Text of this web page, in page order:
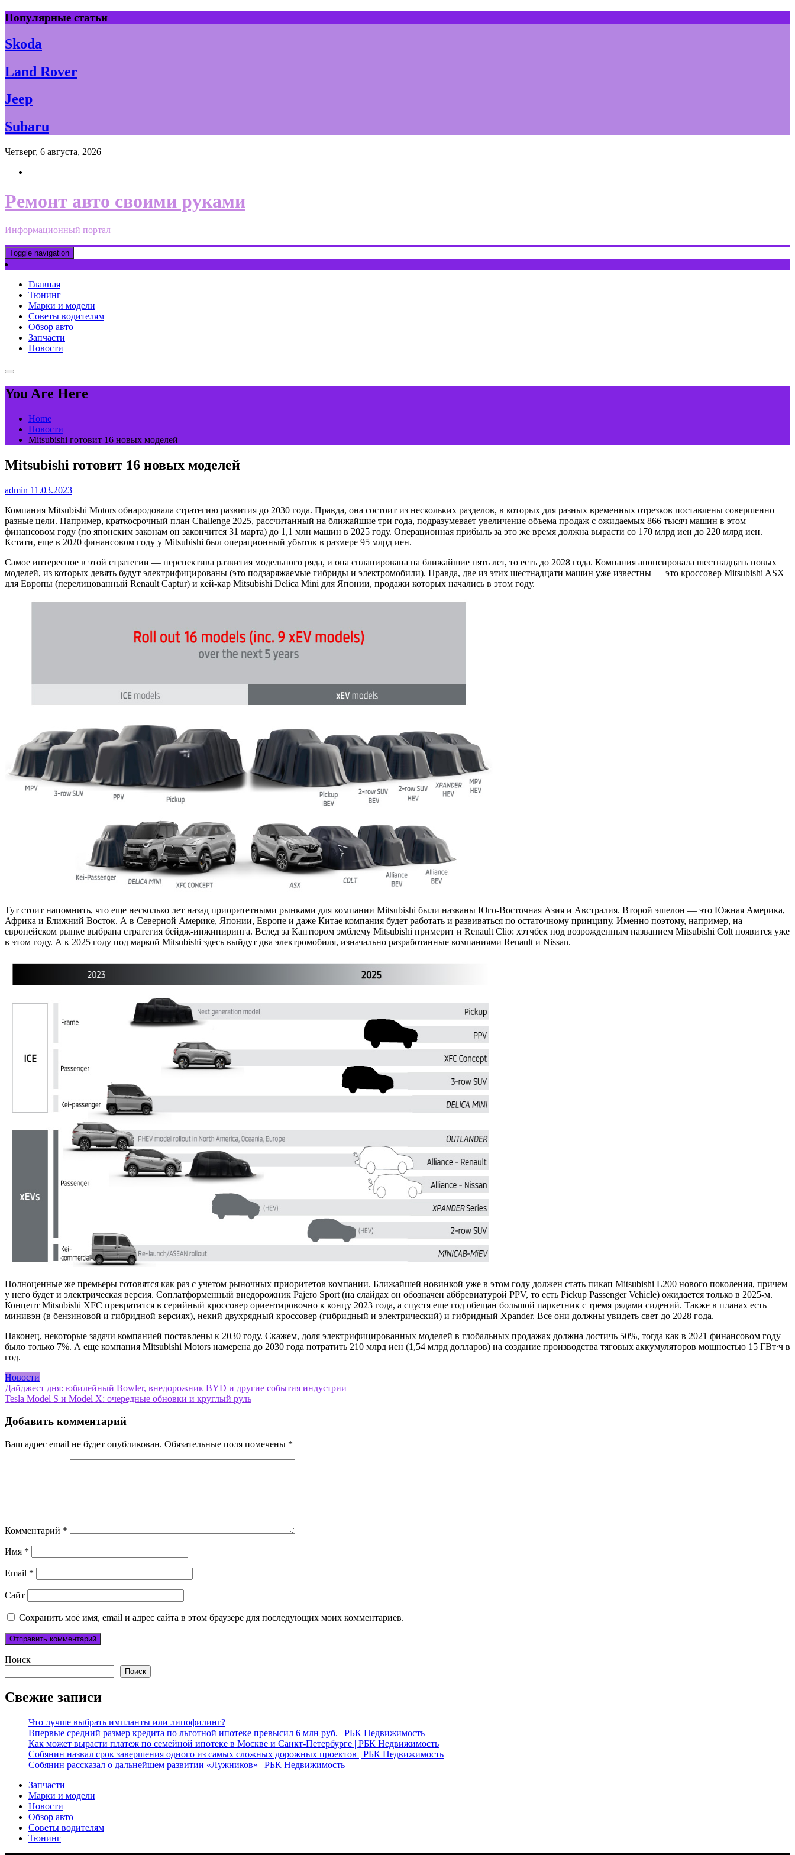
Skip
to
content
Популярные статьи
Skoda
Land Rover
Jeep
Subaru
Четверг, 6 августа, 2026
Ремонт авто своими руками
Информационный портал
Toggle navigation
Главная
Тюнинг
Марки и модели
Советы водителям
Обзор авто
Запчасти
Новости
You Are Here
Home
Новости
Mitsubishi готовит 16 новых моделей
Mitsubishi готовит 16 новых моделей
admin 11.03.2023
Компания Mitsubishi Motors обнародовала стратегию развития до 2030 года. Правда, она состоит из нескольких разделов, в которых для разных временных отрезков поставлены совершенно
разные цели. Например, краткосрочный план Challenge 2025, рассчитанный на ближайшие три года, подразумевает увеличение объема продаж с ожидаемых 866 тысяч машин в этом
финансовом году (по японским законам он закончится 31 марта) до 1,1 млн машин в 2025 году. Операционная прибыль за это же время должна вырасти со 170 млрд иен до 220 млрд иен.
Кстати, еще в 2020 финансовом году у Mitsubishi был операционный убыток в размере 95 млрд иен.
Самое интересное в этой стратегии — перспектива развития модельного ряда, и она спланирована на ближайшие пять лет, то есть до 2028 года. Компания анонсировала шестнадцать новых
моделей, из которых девять будут электрифицированы (это подзаряжаемые гибриды и электромобили). Правда, две из этих шестнадцати машин уже известны — это кроссовер Mitsubishi ASX
для Европы (перелицованный Renault Captur) и кей-кар Mitsubishi Delica Mini для Японии, продажи которых начались в этом году.
Тут стоит напомнить, что еще несколько лет назад приоритетными рынками для компании Mitsubishi были названы Юго-Восточная Азия и Австралия. Второй эшелон — это Южная Америка,
Африка и Ближний Восток. А в Северной Америке, Японии, Европе и даже Китае компания будет работать и развиваться по остаточному принципу. Именно поэтому, например, на
европейском рынке выбрана стратегия бейдж-инжиниринга. Вслед за Каптюром эмблему Mitsubishi примерит и Renault Clio: хэтчбек под возрожденным названием Mitsubishi Colt появится уже
в этом году. А к 2025 году под маркой Mitsubishi здесь выйдут два электромобиля, изначально разработанные компаниями Renault и Nissan.
Полноценные же премьеры готовятся как раз с учетом рыночных приоритетов компании. Ближайшей новинкой уже в этом году должен стать пикап Mitsubishi L200 нового поколения, причем
у него будет и электрическая версия. Соплатформенный внедорожник Pajero Sport (на слайдах он обозначен аббревиатурой PPV, то есть Pickup Passenger Vehicle) ожидается только в 2025-м.
Концепт Mitsubishi XFC превратится в серийный кроссовер ориентировочно к концу 2023 года, а спустя еще год обещан большой паркетник с тремя рядами сидений. Также в планах есть
минивэн (в бензиновой и гибридной версиях), некий двухрядный кроссовер (гибридный и электрический) и гибридный Xpander. Все они должны увидеть свет до 2028 года.
Наконец, некоторые задачи компанией поставлены к 2030 году. Скажем, доля электрифицированных моделей в глобальных продажах должна достичь 50%, тогда как в 2021 финансовом году
было только 7%. А еще компания Mitsubishi Motors намерена до 2030 года потратить 210 млрд иен (1,54 млрд долларов) на создание производства тяговых аккумуляторов мощностью 15 ГВт∙ч в
год.
Новости
Навигация
по
записям
Дайджест дня: юбилейный Bowler, внедорожник BYD и другие события индустрии
Tesla Model S и Model X: очередные обновки и круглый руль
Добавить комментарий
Ваш адрес email не будет опубликован. Обязательные поля помечены *
Комментарий *
Имя *
Email *
Сайт
Сохранить моё имя, email и адрес сайта в этом браузере для последующих моих комментариев.
Поиск
Поиск
Свежие записи
Что лучше выбрать импланты или липофилинг?
Впервые средний размер кредита по льготной ипотеке превысил 6 млн руб. | РБК Недвижимость
Как может вырасти платеж по семейной ипотеке в Москве и Санкт-Петербурге | РБК Недвижимость
Собянин назвал срок завершения одного из самых сложных дорожных проектов | РБК Недвижимость
Собянин рассказал о дальнейшем развитии «Лужников» | РБК Недвижимость
Запчасти
Марки и модели
Новости
Обзор авто
Советы водителям
Тюнинг